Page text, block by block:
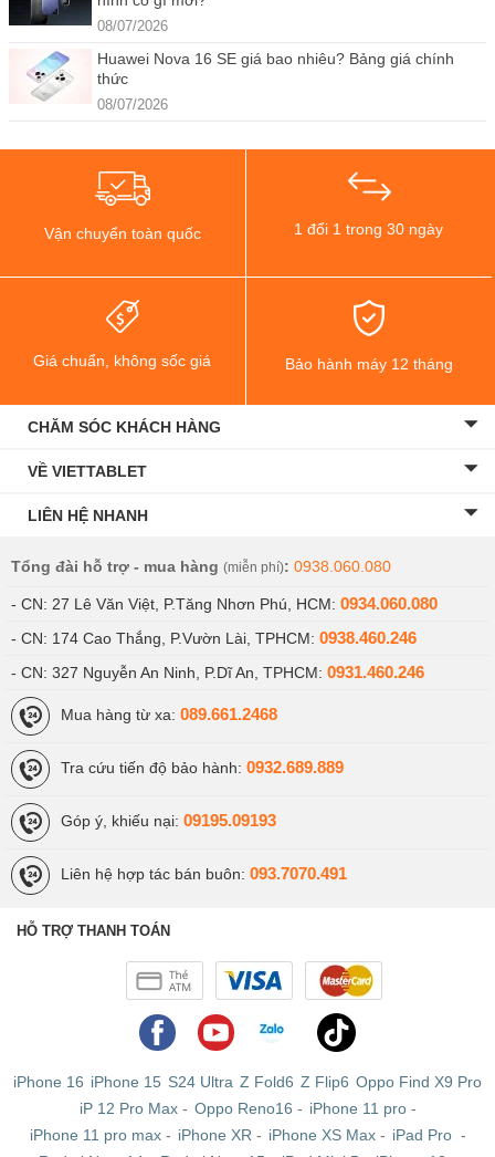
08/07/2026
Huawei Nova 16 SE giá bao nhiêu? Bảng giá chính
thức
08/07/2026
Vận chuyển toàn quốc 1 đổi 1 trong 30 ngày
Giá chuẩn, không sốc giá Bảo hành máy 12 tháng
CHĂM SÓC KHÁCH HÀNG
VỀ VIETTABLET
LIÊN HỆ NHANH
Tổng đài hỗ trợ - mua hàng (miễn phí): 0938.060.080
- CN: 27 Lê Văn Việt, P.Tăng Nhơn Phú, HCM: 0934.060.080
- CN: 174 Cao Thắng, P.Vườn Lài, TPHCM: 0938.460.246
- CN: 327 Nguyễn An Ninh, P.Dĩ An, TPHCM: 0931.460.246
Mua hàng từ xa: 089.661.2468
Tra cứu tiến độ bảo hành: 0932.689.889
Góp ý, khiếu nại: 09195.09193
Liên hệ hợp tác bán buôn: 093.7070.491
HỖ TRỢ THANH TOÁN
iPhone 16 iPhone 15 S24 Ultra Z Fold6 Z Flip6 Oppo Find X9 Pro
iP 12 Pro Max- Oppo Reno16 - iPhone 11 pro-
iPhone 11 pro max- iPhone XR - iPhone XS Max- iPad Pro -